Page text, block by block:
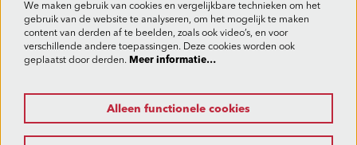
Aanmelden
Deze site wordt beschermd door reCAPTCHA, dataverwerking gebeurt in overeenstemming met de
We maken gebruik van cookies en vergelijkbare technieken om het
gebruik van de website te analyseren, om het mogelijk te maken
content van derden af te beelden, zoals ook video’s, en voor
verschillende andere toepassingen. Deze cookies worden ook
geplaatst door derden. Meer informatie…
Alleen functionele cookies